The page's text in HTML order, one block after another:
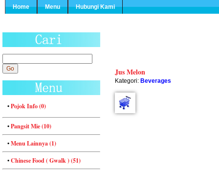
Home Menu Hubungi Kami
•Pojok Info (0)
•Pangsit Mie (10)
•Menu Lainnya (1)
•Chinese Food ( Gwalk ) (51)
Jus Melon
Kategori: Beverages